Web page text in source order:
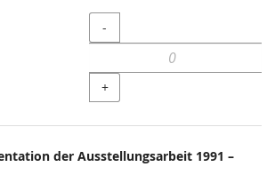
Menge
-
+
der Ausstellungsarbeit 1991 –